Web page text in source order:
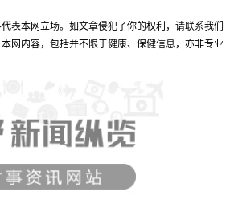
表本网立场。如文章侵犯了你的权利，请联系我们
网内容，包括并不限于健康、保健信息，亦非专业